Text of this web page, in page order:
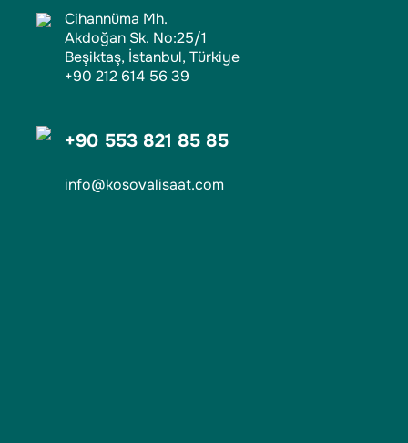
Cihannüma Mh.
Akdoğan Sk. No:25/1
Beşiktaş, İstanbul, Türkiye
+90 212 614 56 39
+90 553 821 85 85
info@kosovalisaat.com